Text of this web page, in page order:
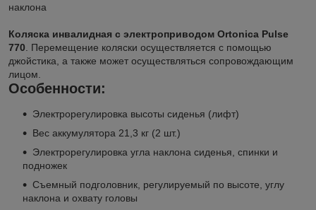
наклона
Коляска инвалидная с электроприводом Ortonica Pulse
770 . Перемещение коляски осуществляется с помощью
джойстика, а также может осуществляться сопровождающим
лицом.
Особенности:
Электрорегулировка высоты сиденья (лифт)
Вес аккумулятора 21,3 кг (2 шт.)
Электрорегулировка угла наклона сиденья, спинки и
подножек
Съемный подголовник, регулируемый по высоте, углу
наклона и охвату головы